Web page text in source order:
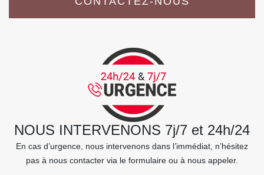
NOUS INTERVENONS 7j/7 et 24h/24
En cas d’urgence, nous intervenons dans l’immédiat, n’hésitez
pas à nous contacter via le formulaire ou à nous appeler.